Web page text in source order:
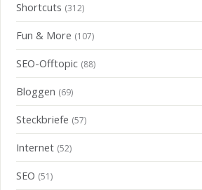
Shortcuts (312)
Fun & More (107)
SEO-Offtopic (88)
Bloggen (69)
Steckbriefe (57)
Internet (52)
SEO (51)